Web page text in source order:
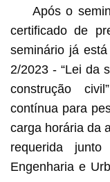
Após o
certificado de
seminário já
2/2023 - “Lei da
construção
contínua para
carga horária da
requerida
Engenharia e